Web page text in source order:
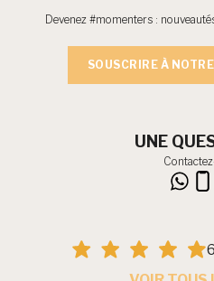
Devenez #momenters :
SOUSCRIRE À
UNE